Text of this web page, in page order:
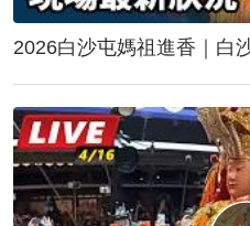
2026白沙屯媽祖進香｜白